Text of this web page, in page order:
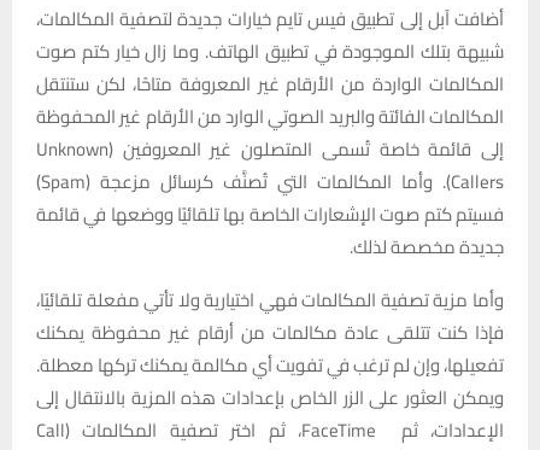
أضافت آبل إلى تطبيق فيس تايم خيارات جديدة لتصفية المكالمات،
شبيهة بتلك الموجودة في تطبيق الهاتف. وما زال خيار كتم صوت
المكالمات الواردة من الأرقام غير المعروفة متاحًا، لكن ستنتقل
المكالمات الفائتة والبريد الصوتي الوارد من الأرقام غير المحفوظة
إلى قائمة خاصة تُسمى المتصلون غير المعروفين (Unknown
Callers). وأما المكالمات التي تُصنَّف كرسائل مزعجة (Spam)
فسيتم كتم صوت الإشعارات الخاصة بها تلقائيًا ووضعها في قائمة
جديدة مخصصة لذلك.
وأما مزية تصفية المكالمات فهي اختيارية ولا تأتي مفعلة تلقائيًا،
فإذا كنت تتلقى عادة مكالمات من أرقام غير محفوظة يمكنك
تفعيلها، وإن لم ترغب في تفويت أي مكالمة يمكنك تركها معطلة.
ويمكن العثور على الزر الخاص بإعدادات هذه المزية بالانتقال إلى
الإعدادات، ثم FaceTime، ثم اختر تصفية المكالمات (Call